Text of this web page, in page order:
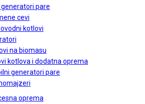
generatori pare
cevi
kotlovi
na biomasu
kotlova i dodatna oprema
generatori pare
oprema